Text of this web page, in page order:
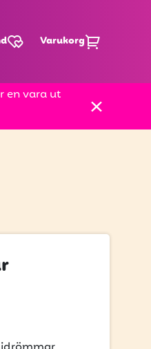
Varukorg
en vara ut